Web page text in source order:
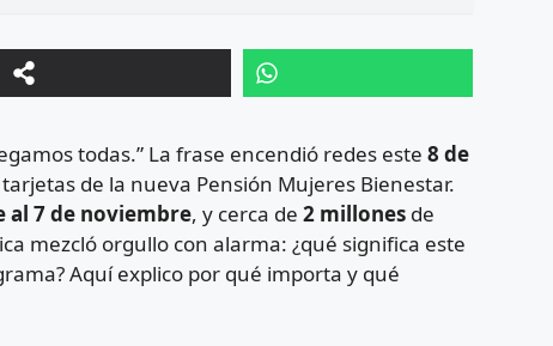
todas.” La frase encendió redes este 8 de
de la nueva Pensión Mujeres Bienestar.
al 7 de noviembre, y cerca de 2 millones de
mezcló orgullo con alarma: ¿qué significa este
Aquí explico por qué importa y qué